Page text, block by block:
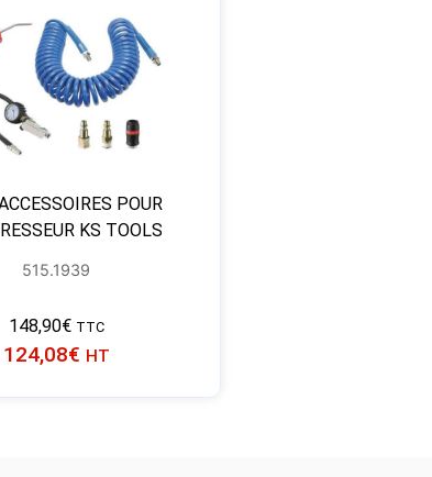
POUR
KS TOOLS
515.1939
148,90€ TTC
124,08€ HT